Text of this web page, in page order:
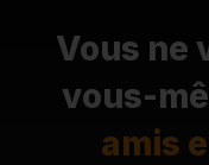
Vous ne
vous-
amis